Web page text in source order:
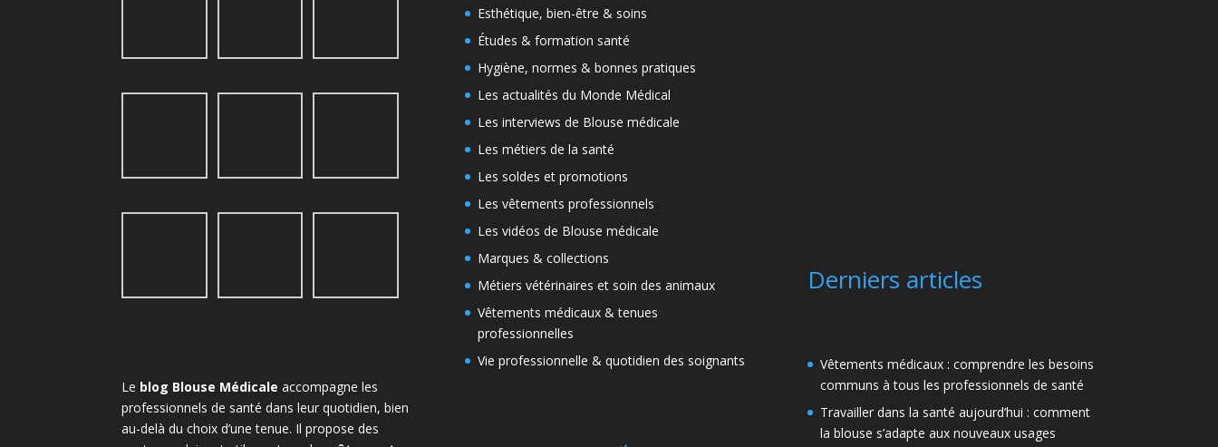
Le blog Blouse Médicale accompagne les
professionnels de santé dans leur quotidien, bien
au-delà du choix d’une tenue. Il propose des
Esthétique, bien-être & soins
Études & formation santé
Hygiène, normes & bonnes pratiques
Les actualités du Monde Médical
Les interviews de Blouse médicale
Les métiers de la santé
Les soldes et promotions
Les vêtements professionnels
Les vidéos de Blouse médicale
Marques & collections
Métiers vétérinaires et soin des animaux
Vêtements médicaux & tenues
professionnelles
Vie professionnelle & quotidien des soignants
Derniers articles
Vêtements médicaux : comprendre les besoins
communs à tous les professionnels de santé
Travailler dans la santé aujourd’hui : comment
la blouse s’adapte aux nouveaux usages